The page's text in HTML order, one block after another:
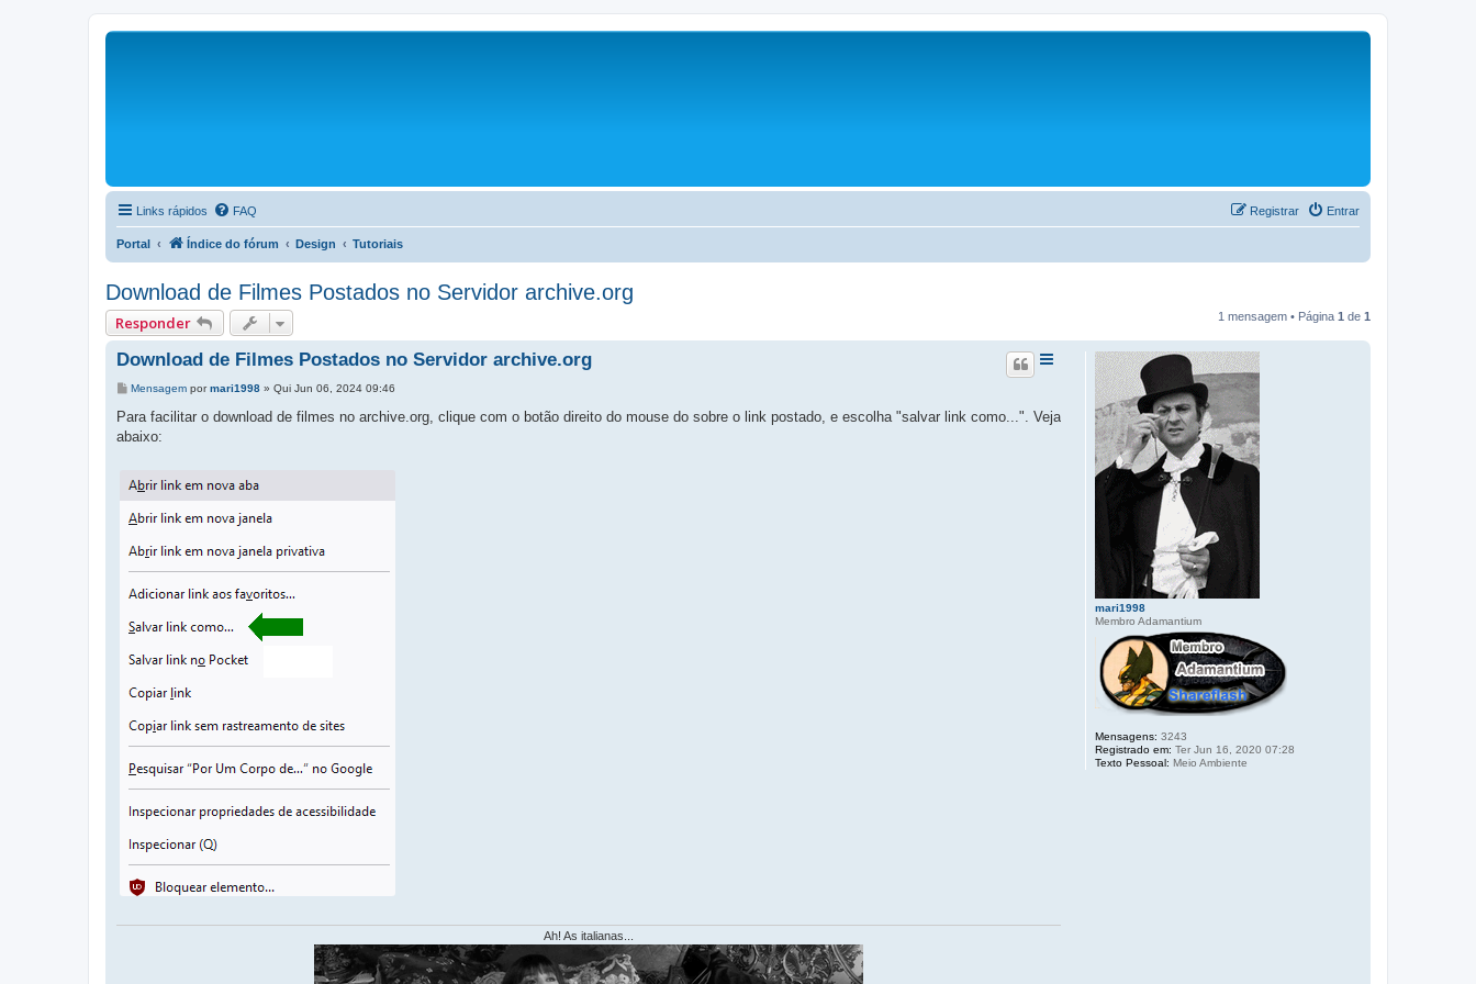
Links rápidos FAQ Entrar
Registrar
Portal Índice do fórum Design Tutoriais
Download de Filmes Postados no Servidor archive.org
Responder 1 mensagem • Página 1 de 1
mari1998
Membro Adamantium
Mensagens: 3243
Registrado em: Ter Jun 16, 2020 07:28
Texto Pessoal: Meio Ambiente
Download de Filmes Postados no Servidor archive.org
Mensagem pormari1998» Qui Jun 06, 2024 09:46
Para facilitar o download de filmes no archive.org, clique com o botão direito do mouse do sobre o link postado, e escolha "salvar link como...". Veja
abaixo:
Ah! As italianas...